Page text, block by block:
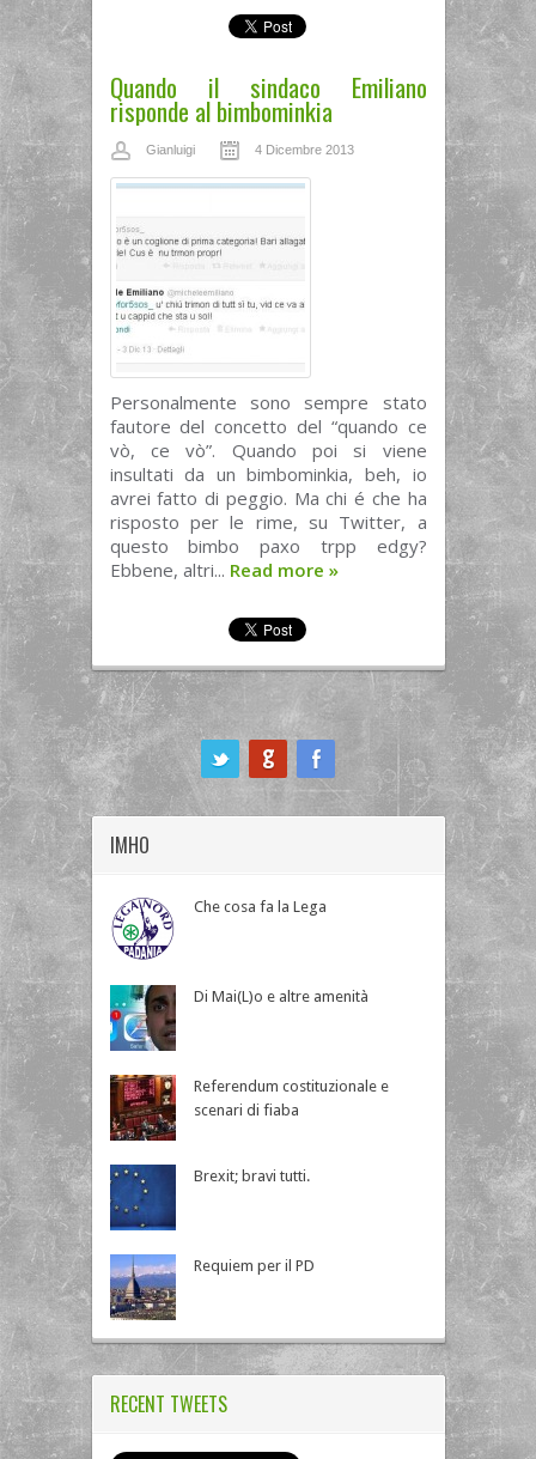
Quando il sindaco Emiliano
risponde al bimbominkia
Gianluigi 4 Dicembre 2013
Personalmente sono sempre stato
fautore del concetto del “quando ce
vò, ce vò”. Quando poi si viene
insultati da un bimbominkia, beh, io
avrei fatto di peggio. Ma chi é che ha
risposto per le rime, su Twitter, a
questo bimbo paxo trpp edgy?
Ebbene, altri... Read more »
IMHO
Che cosa fa la Lega
Di Mai(L)o e altre amenità
Referendum costituzionale e
scenari di fiaba
Brexit; bravi tutti.
Requiem per il PD
RECENT TWEETS